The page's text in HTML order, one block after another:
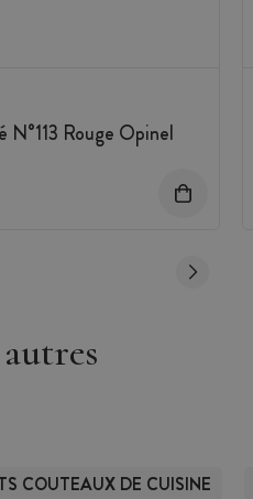
Rouge Opinel
COUTEAUX DE CUISINE